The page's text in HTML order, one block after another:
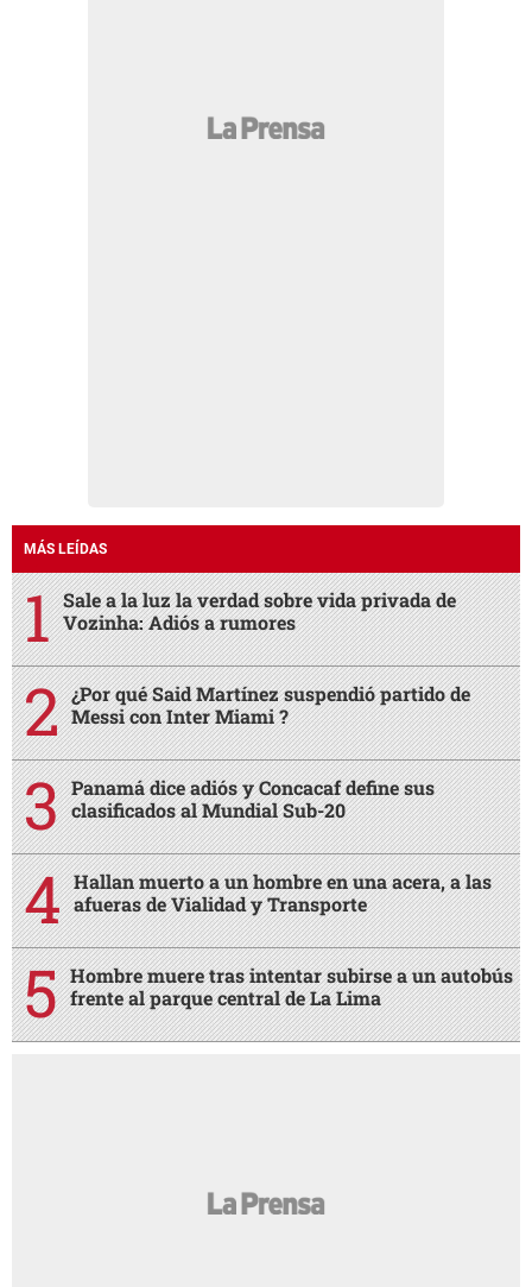
MÁS LEÍDAS
Sale a la luz la verdad sobre vida privada de
Vozinha: Adiós a rumores
¿Por qué Said Martínez suspendió partido de
Messi con Inter Miami ?
Panamá dice adiós y Concacaf define sus
clasificados al Mundial Sub-20
Hallan muerto a un hombre en una acera, a las
afueras de Vialidad y Transporte
Hombre muere tras intentar subirse a un autobús
frente al parque central de La Lima